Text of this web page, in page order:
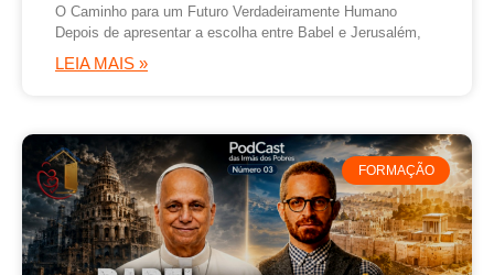
O Caminho para um Futuro Verdadeiramente Humano
Depois de apresentar a escolha entre Babel e Jerusalém,
LEIA MAIS »
FORMAÇÃO